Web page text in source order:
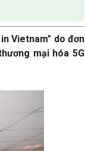
Vietnam" do đơn
mại hóa 5G